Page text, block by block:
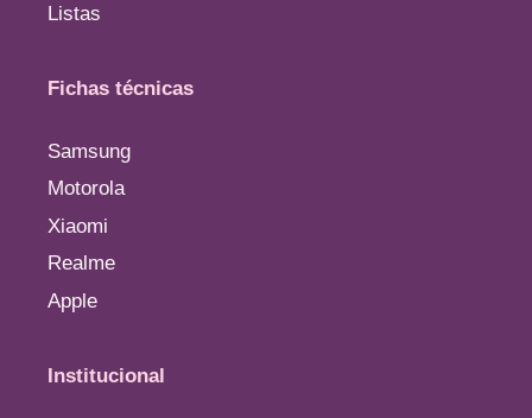
Listas
Fichas técnicas
Samsung
Motorola
Xiaomi
Realme
Apple
Institucional